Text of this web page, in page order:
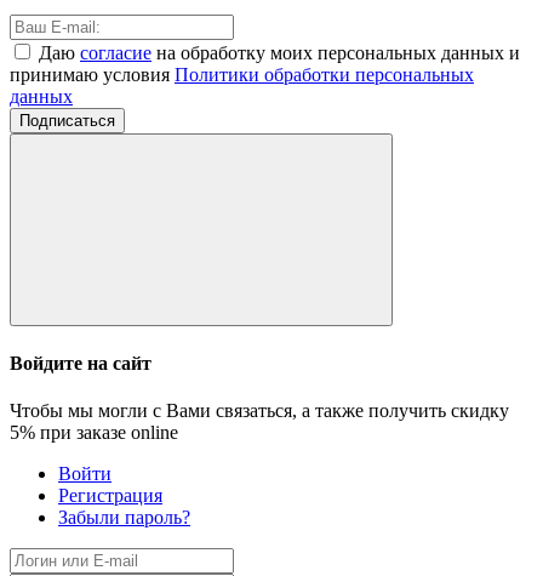
Даю согласие на обработку моих персональных данных и
принимаю условия Политики обработки персональных
данных
Подписаться
Войдите на сайт
Чтобы мы могли с Вами связаться, а также получить скидку
5% при заказе online
Войти
Регистрация
Забыли пароль?